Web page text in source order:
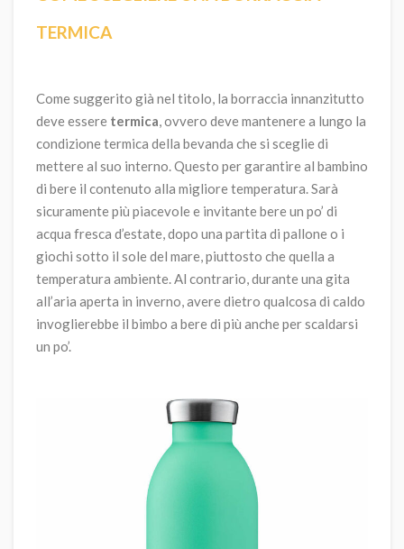
TERMICA
Come suggerito già nel titolo, la borraccia innanzitutto
deve essere termica, ovvero deve mantenere a lungo la
condizione termica della bevanda che si sceglie di
mettere al suo interno. Questo per garantire al bambino
di bere il contenuto alla migliore temperatura. Sarà
sicuramente più piacevole e invitante bere un po’ di
acqua fresca d’estate, dopo una partita di pallone o i
giochi sotto il sole del mare, piuttosto che quella a
temperatura ambiente. Al contrario, durante una gita
all’aria aperta in inverno, avere dietro qualcosa di caldo
invoglierebbe il bimbo a bere di più anche per scaldarsi
un po’.